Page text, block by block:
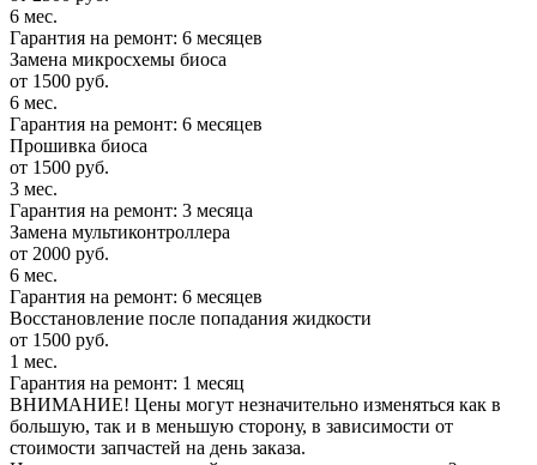
6 мес.
Гарантия на ремонт: 6 месяцев
Замена микросхемы биоса
от 1500 руб.
6 мес.
Гарантия на ремонт: 6 месяцев
Прошивка биоса
от 1500 руб.
3 мес.
Гарантия на ремонт: 3 месяца
Замена мультиконтроллера
от 2000 руб.
6 мес.
Гарантия на ремонт: 6 месяцев
Восстановление после попадания жидкости
от 1500 руб.
1 мес.
Гарантия на ремонт: 1 месяц
ВНИМАНИЕ! Цены могут незначительно изменяться как в
большую, так и в меньшую сторону, в зависимости от
стоимости запчастей на день заказа.